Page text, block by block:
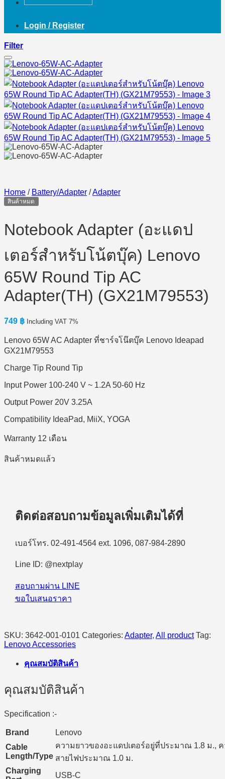
Login / Register
Filter
Home / Battery/Adapter /Adapter
สินค้าหมด
Notebook Adapter (อะแดป
เตอร์สำหรับโน้ตบุ๊ค) Lenovo
65W Round Tip AC
Adapter(TH) (GX21M79553)
749 ฿ Including VAT 7%
Lenovo 65W AC Adapter ที่ชาร์จโน๊ตบุ๊ค Lenovo Ideapad
GX21M79553
Charge Tip Round Tip
Input Power 100-240 V ~ 1.2A 50-60 Hz
Output Power 20V 3.25A
Compatibility IdeaPad, MiiX, YOGA
Warranty 12 เดือน
สินค้าหมดแล้ว
ติดต่อสอบถามข้อมูลเพิ่มเติมได้ที่
เบอร์โทร. 02-491-4564 ext. 1096, 087-984-2890
Line ID: @nextplay
สอบถามผ่าน LINE
ขอใบเสนอราคา
SKU: 3642-001-0101 Categories: Adapter, All product Tag:
Lenovo Accessories
คุณสมบัติสินค้า
คุณสมบัติสินค้า
Specification :-
Brand
Lenovo
Cable
Length/Type
ความยาวของอะแดปเตอร์อยู่ที่ประมาณ 1.8 ม.,
สายไฟประมาณ 1.0 ม.
Charging
USB-C